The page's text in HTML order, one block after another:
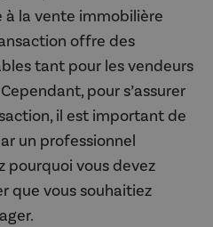
la vente immobilière
offre des
tant pour les vendeurs
pour s’assurer
il est important de
un professionnel
pourquoi vous devez
que vous souhaitiez